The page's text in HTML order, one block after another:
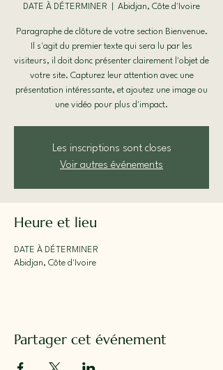
DATE À DÉTERMINER Abidjan, Côte d'Ivoire
Paragraphe de clôture de votre section Bienvenue.
Il s'agit du premier texte qui sera lu par les
visiteurs, il doit donc présenter clairement l'objet de
votre site. Capturez leur attention avec une
présentation intéressante, et ajoutez une image ou
une vidéo pour plus d'impact.
Les inscriptions sont closes
Voir autres événements
Heure et lieu
DATE À DÉTERMINER
Abidjan, Côte d'Ivoire
Partager cet événement